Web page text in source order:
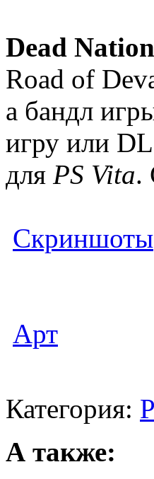
Dead Nation
Road of
а бандл
игру или
для PS Vita.
Скриншоты
Арт
Категория:
А также: